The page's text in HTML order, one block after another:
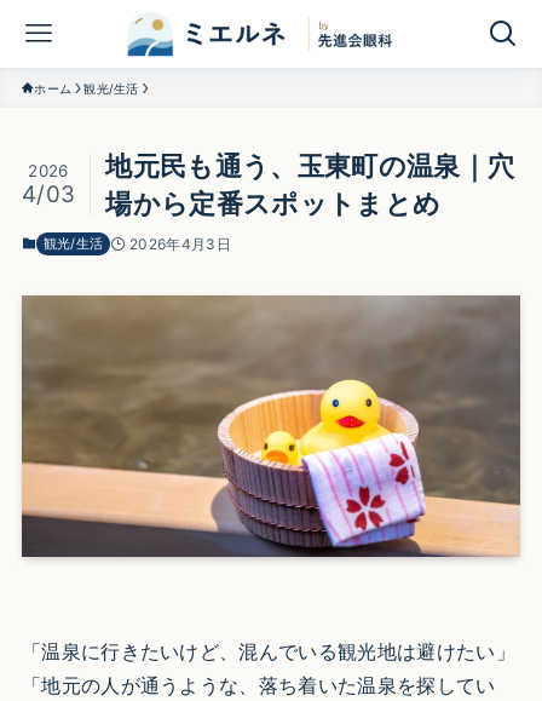
ホーム 観光/生活
地元民も通う、玉東町の温泉｜穴
場から定番スポットまとめ
2026
4/03
観光/生活 2026年4月3日
「温泉に行きたいけど、混んでいる観光地は避けたい」
「地元の人が通うような、落ち着いた温泉を探してい